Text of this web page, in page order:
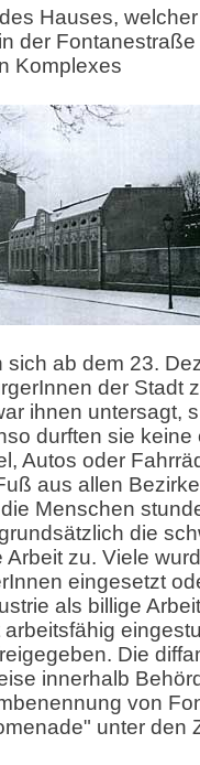
Hauses,
der
Komplexes
sich ab dem 23.
der Stadt
ihnen untersagt,
durften sie keine
Autos oder
aus allen
Menschen
die
Arbeit zu. Viele
eingesetzt
als billige
Die
innerhalb
von
unter den